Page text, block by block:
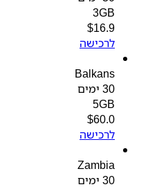
3GB
$16.9
לרכישה
Balkans
5GB
$60.0
לרכישה
Zambia